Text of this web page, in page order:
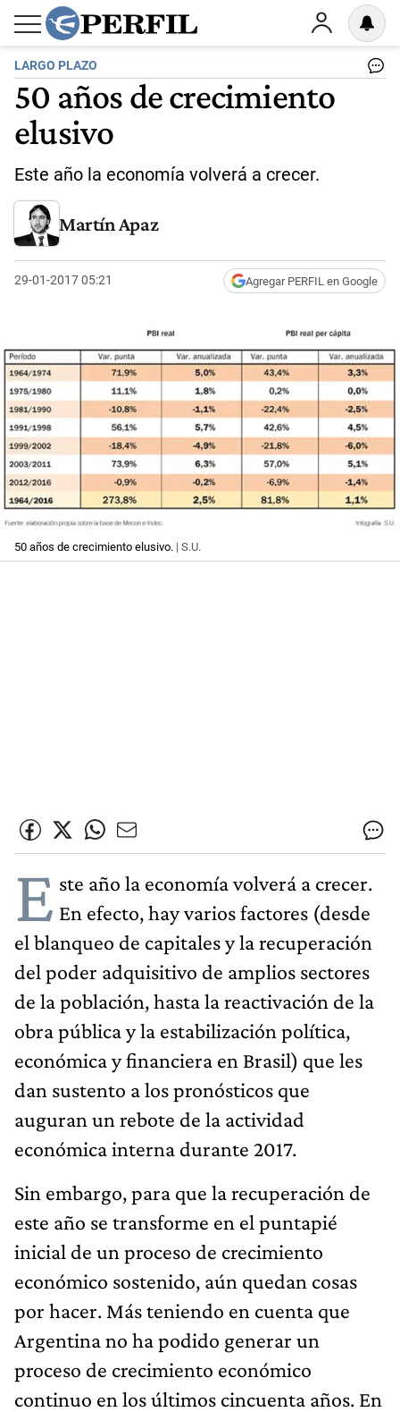
LARGO PLAZO
50 años de crecimiento
elusivo
Este año la economía volverá a crecer.
Martín Apaz
29-01-2017 05:21 Agregar PERFIL en Google
50 años de crecimiento elusivo. | S.U.
E ste año la economía volverá a crecer.
En efecto, hay varios factores (desde
el blanqueo de capitales y la recuperación
del poder adquisitivo de amplios sectores
de la población, hasta la reactivación de la
obra pública y la estabilización política,
económica y financiera en Brasil) que les
dan sustento a los pronósticos que
auguran un rebote de la actividad
económica interna durante 2017.
Sin embargo, para que la recuperación de
este año se transforme en el puntapié
inicial de un proceso de crecimiento
económico sostenido, aún quedan cosas
por hacer. Más teniendo en cuenta que
Argentina no ha podido generar un
proceso de crecimiento económico
continuo en los últimos cincuenta años. En